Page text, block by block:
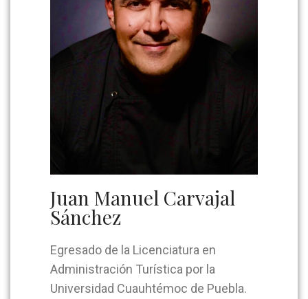
Juan Manuel Carvajal
Sánchez
Egresado de la Licenciatura en
Administración Turística por la
Universidad Cuauhtémoc de Puebla.